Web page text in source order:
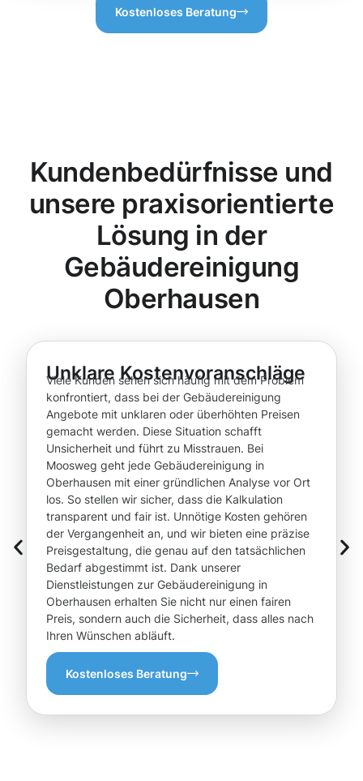
Kostenloses Beratung
Kundenbedürfnisse und
unsere praxisorientierte
Lösung in der
Gebäudereinigung
Oberhausen
Unklare Kostenvoranschläge
Viele Kunden sehen sich häufig mit dem Problem
konfrontiert, dass bei der Gebäudereinigung
Angebote mit unklaren oder überhöhten Preisen
gemacht werden. Diese Situation schafft
Unsicherheit und führt zu Misstrauen. Bei
Moosweg geht jede Gebäudereinigung in
Oberhausen mit einer gründlichen Analyse vor Ort
los. So stellen wir sicher, dass die Kalkulation
transparent und fair ist. Unnötige Kosten gehören
der Vergangenheit an, und wir bieten eine präzise
Preisgestaltung, die genau auf den tatsächlichen
Bedarf abgestimmt ist. Dank unserer
Dienstleistungen zur Gebäudereinigung in
Oberhausen erhalten Sie nicht nur einen fairen
Preis, sondern auch die Sicherheit, dass alles nach
Ihren Wünschen abläuft.
Kostenloses Beratung